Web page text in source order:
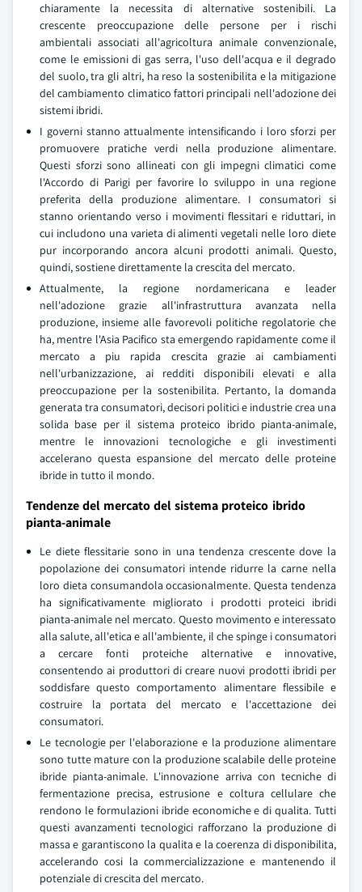
chiaramente la necessita di alternative sostenibili. La
crescente preoccupazione delle persone per i rischi
ambientali associati all'agricoltura animale convenzionale,
come le emissioni di gas serra, l'uso dell'acqua e il degrado
del suolo, tra gli altri, ha reso la sostenibilita e la mitigazione
del cambiamento climatico fattori principali nell'adozione dei
sistemi ibridi.
I governi stanno attualmente intensificando i loro sforzi per
promuovere pratiche verdi nella produzione alimentare.
Questi sforzi sono allineati con gli impegni climatici come
l'Accordo di Parigi per favorire lo sviluppo in una regione
preferita della produzione alimentare. I consumatori si
stanno orientando verso i movimenti flessitari e riduttari, in
cui includono una varieta di alimenti vegetali nelle loro diete
pur incorporando ancora alcuni prodotti animali. Questo,
quindi, sostiene direttamente la crescita del mercato.
Attualmente, la regione nordamericana e leader
nell'adozione grazie all'infrastruttura avanzata nella
produzione, insieme alle favorevoli politiche regolatorie che
ha, mentre l'Asia Pacifico sta emergendo rapidamente come il
mercato a piu rapida crescita grazie ai cambiamenti
nell'urbanizzazione, ai redditi disponibili elevati e alla
preoccupazione per la sostenibilita. Pertanto, la domanda
generata tra consumatori, decisori politici e industrie crea una
solida base per il sistema proteico ibrido pianta-animale,
mentre le innovazioni tecnologiche e gli investimenti
accelerano questa espansione del mercato delle proteine
ibride in tutto il mondo.
Tendenze del mercato del sistema proteico ibrido
pianta-animale
Le diete flessitarie sono in una tendenza crescente dove la
popolazione dei consumatori intende ridurre la carne nella
loro dieta consumandola occasionalmente. Questa tendenza
ha significativamente migliorato i prodotti proteici ibridi
pianta-animale nel mercato. Questo movimento e interessato
alla salute, all'etica e all'ambiente, il che spinge i consumatori
a cercare fonti proteiche alternative e innovative,
consentendo ai produttori di creare nuovi prodotti ibridi per
soddisfare questo comportamento alimentare flessibile e
costruire la portata del mercato e l'accettazione dei
consumatori.
Le tecnologie per l'elaborazione e la produzione alimentare
sono tutte mature con la produzione scalabile delle proteine
ibride pianta-animale. L'innovazione arriva con tecniche di
fermentazione precisa, estrusione e coltura cellulare che
rendono le formulazioni ibride economiche e di qualita. Tutti
questi avanzamenti tecnologici rafforzano la produzione di
massa e garantiscono la qualita e la coerenza di disponibilita,
accelerando cosi la commercializzazione e mantenendo il
potenziale di crescita del mercato.